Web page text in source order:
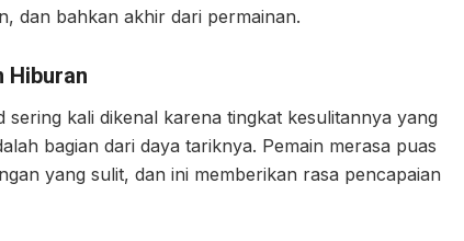
dan bahkan akhir dari permainan.
Hiburan
kali dikenal karena tingkat kesulitannya yang
bagian dari daya tariknya. Pemain merasa puas
yang sulit, dan ini memberikan rasa pencapaian